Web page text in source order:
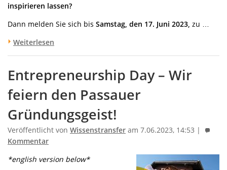
inspirieren lassen?
Dann melden Sie sich bis Samstag, den 17. Juni 2023, zu …
Weiterlesen
Entrepreneurship Day – Wir
feiern den Passauer
Gründungsgeist!
Veröffentlicht von Wissenstransfer am 7.06.2023, 14:53 |
Kommentar
*english version below*